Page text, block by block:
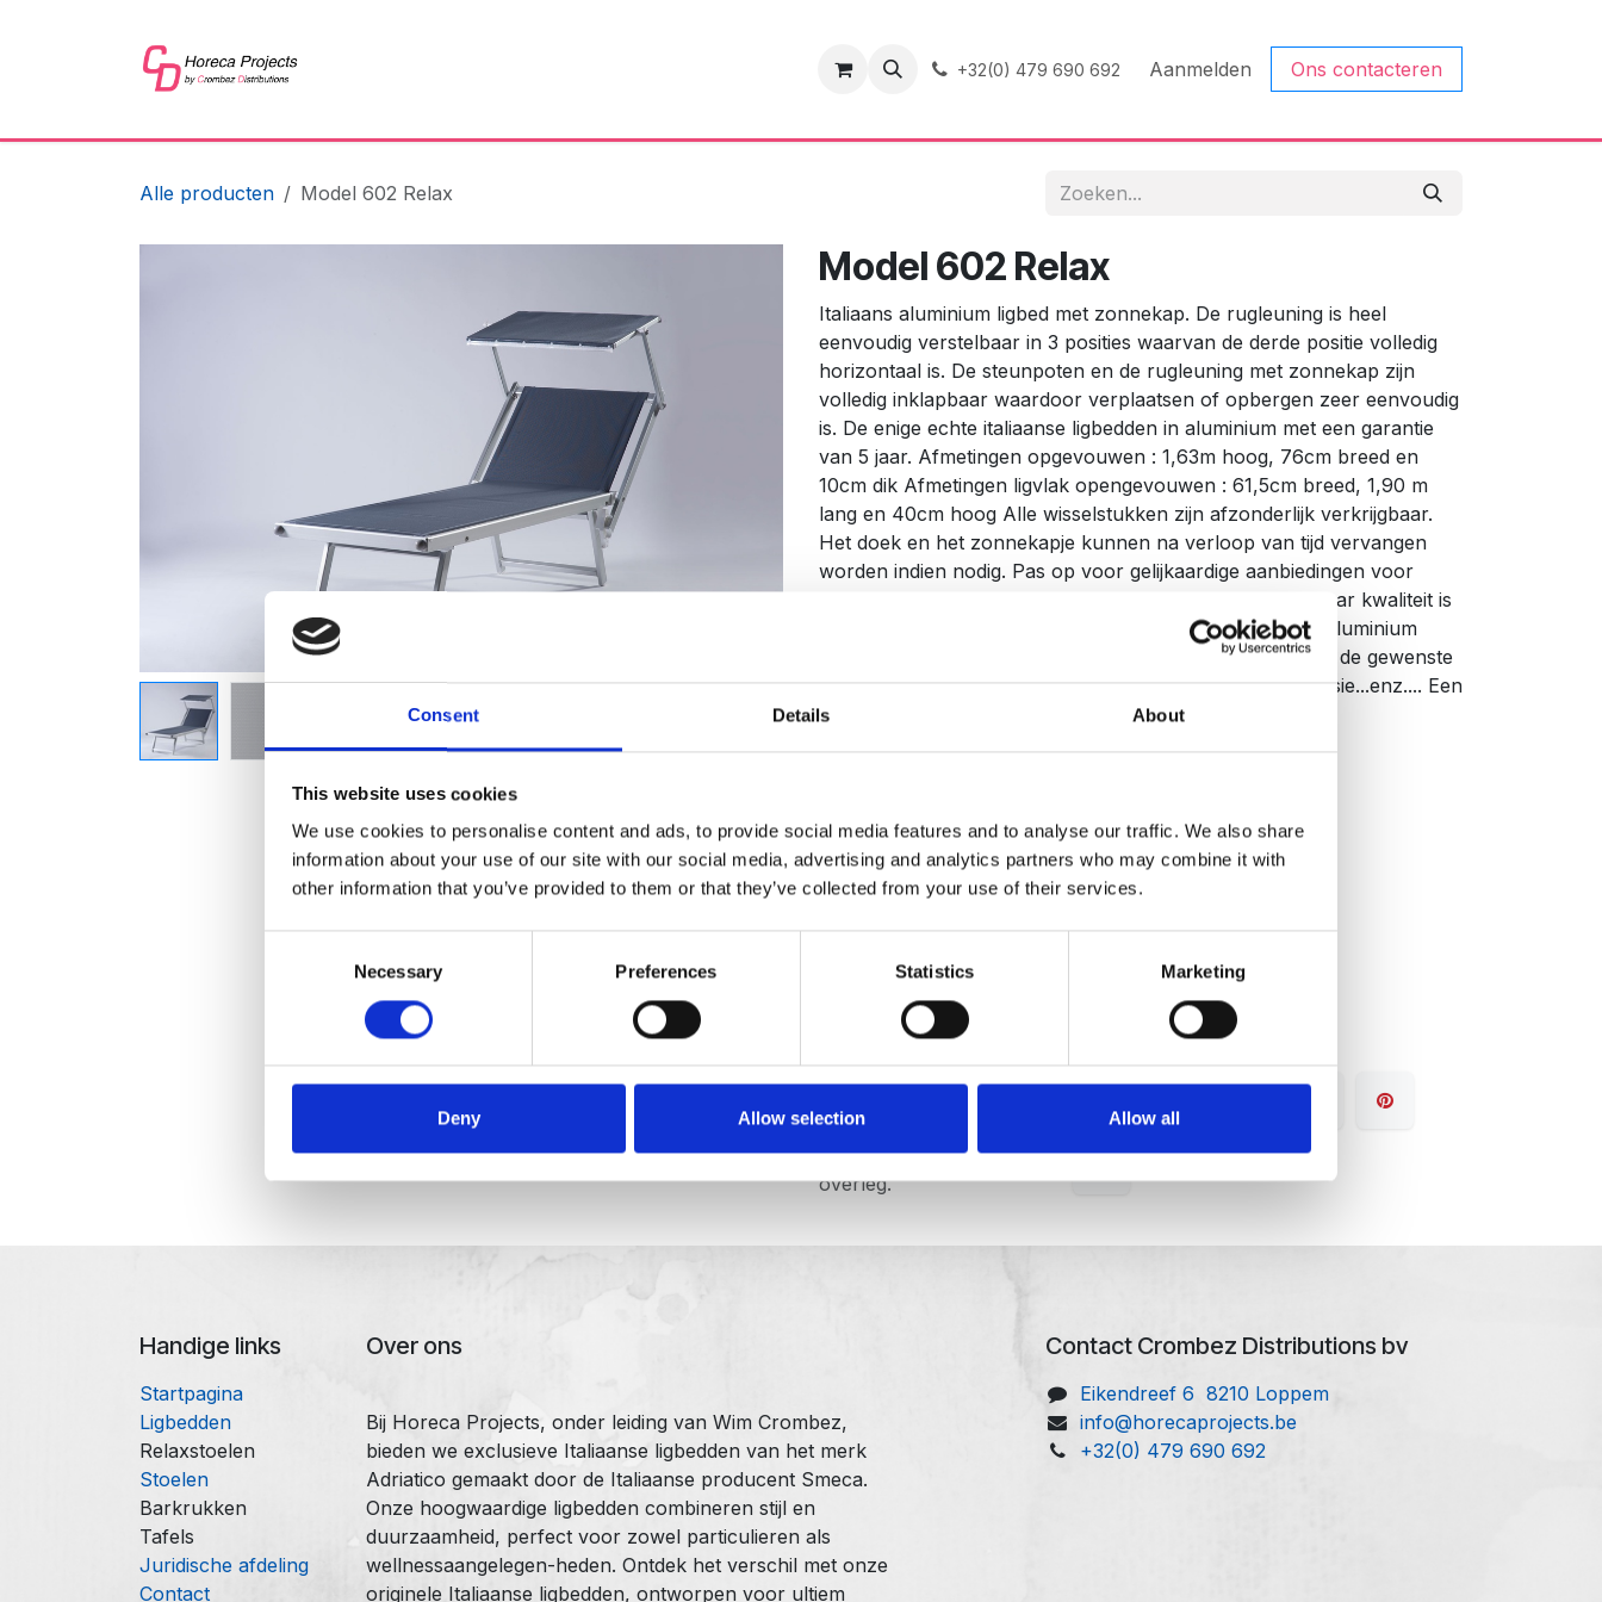
Consent Details About
This website uses cookies
We use cookies to personalise content and ads, to provide social media features and to analyse our traffic. We also share
information about your use of our site with our social media, advertising and analytics partners who may combine it with
other information that you’ve provided to them or that they’ve collected from your use of their services.
Necessary Preferences Statistics Marketing
Deny Allow selection Allow all
+32(0) 479 690 692 Aanmelden Ons contacteren
Alle producten Model 602 Relax
Model 602 Relax
Italiaans aluminium ligbed met zonnekap. De rugleuning is heel
eenvoudig verstelbaar in 3 posities waarvan de derde positie volledig
horizontaal is. De steunpoten en de rugleuning met zonnekap zijn
volledig inklapbaar waardoor verplaatsen of opbergen zeer eenvoudig
is. De enige echte italiaanse ligbedden in aluminium met een garantie
van 5 jaar. Afmetingen opgevouwen : 1,63m hoog, 76cm breed en
10cm dik Afmetingen ligvlak opengevouwen : 61,5cm breed, 1,90 m
lang en 40cm hoog Alle wisselstukken zijn afzonderlijk verkrijgbaar.
Het doek en het zonnekapje kunnen na verloop van tijd vervangen
worden indien nodig. Pas op voor gelijkaardige aanbiedingen voor
minder dan de helft van de prijs. Ziet er gelijkaardig uit maar kwaliteit is
beneden alle niveau. Doeken scheuren binnen het jaar, aluminium
plooit door erop de drukken, zonnekap blijft niet staan in de gewenste
stand, het RVS is niet 316 maar een goedkopere 304 versie...enz.... Een
verwittigd man is er twee waard....
KLEURENKAART MODEL 602
Toevoegen aan verlanglijst
Algemene voorwaarden
België
Leveringsmoment in
overleg.
Handige links
Startpagina
Ligbedden
Relaxstoelen
Stoelen
Barkrukken
Tafels
Juridische afdeling
Contact
Over ons
Bij Horeca Projects, onder leiding van Wim Crombez,
bieden we exclusieve Italiaanse ligbedden van het merk
Adriatico gemaakt door de Italiaanse producent Smeca.
Onze hoogwaardige ligbedden combineren stijl en
duurzaamheid, perfect voor zowel particulieren als
wellnessaangelegen-heden. Ontdek het verschil met onze
originele Italiaanse ligbedden, ontworpen voor ultiem
Contact Crombez Distributions bv
Eikendreef 6 8210 Loppem
info@horecaprojects.be
+32(0) 479 690 692